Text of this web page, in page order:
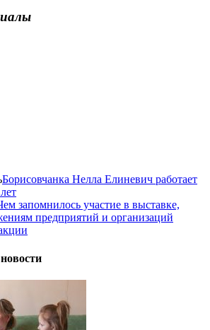
Борисовчанка Нелла Елиневич работает
запомнилось участие в выставке,
предприятий и организаций